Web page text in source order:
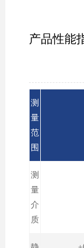
产品性能
测
量
范
围
测
量
介
质